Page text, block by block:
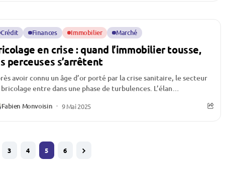
Crédit Finances Immobilier Marché
en crise : quand l’immobilier tousse,
perceuses s’arrêtent
avoir connu un âge d’or porté par la crise sanitaire, le secteur
entre dans une phase de turbulences. L’élan
Fabien Monvoisin 9 Mai 2025
3 4 5 6